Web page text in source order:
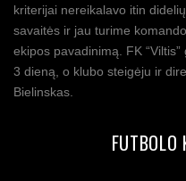
kriterijai nereikalavo itin
savaitės ir jau turime
ekipos pavadinimą. FK
3 dieną, o klubo steigėju ir
Bielinskas.